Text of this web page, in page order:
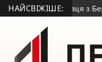
НАЙСВІЖІШЕ:з